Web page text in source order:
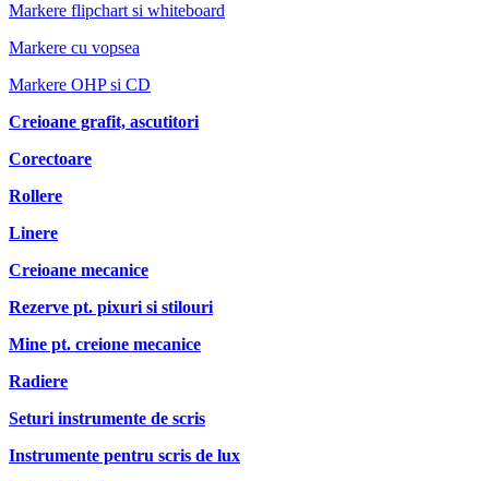
Markere flipchart si whiteboard
Markere cu vopsea
Markere OHP si CD
Creioane grafit, ascutitori
Corectoare
Rollere
Linere
Creioane mecanice
Rezerve pt. pixuri si stilouri
Mine pt. creione mecanice
Radiere
Seturi instrumente de scris
Instrumente pentru scris de lux